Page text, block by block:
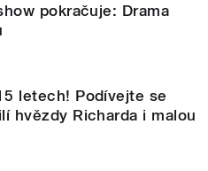
pokračuje: Drama
letech! Podívejte se
hvězdy Richarda i malou